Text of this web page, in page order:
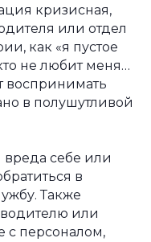
кризисная,
или отдел
как «я пустое
не любит меня…
воспринимать
в полушутливой
себе или
в
Также
или
с персоналом,